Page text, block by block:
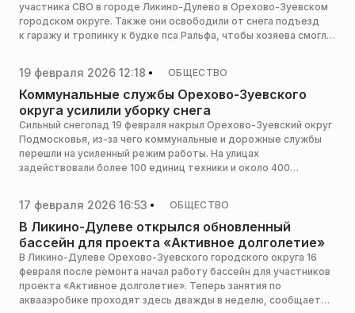
участника СВО в городе Ликино-Дулево в Орехово-Зуевском
городском округе. Также они освободили от снега подъезд
к гаражу и тропинку к будке пса Ральфа, чтобы хозяева смогли
19 февраля 2026 12:18 ОБЩЕСТВО
Коммунальные службы Орехово-Зуевского
округа усилили уборку снега
Сильный снегопад 19 февраля накрыл Орехово-Зуевский округ
Подмосковья, из-за чего коммунальные и дорожные службы
перешли на усиленный режим работы. На улицах
задействовали более 100 единиц техники и около 400
17 февраля 2026 16:53 ОБЩЕСТВО
В Ликино-Дулеве открылся обновленный
бассейн для проекта «Активное долголетие»
В Ликино-Дулеве Орехово-Зуевского городского округа 16
февраля после ремонта начал работу бассейн для участников
проекта «Активное долголетие». Теперь занятия по
аквааэробике проходят здесь дважды в неделю, сообщает